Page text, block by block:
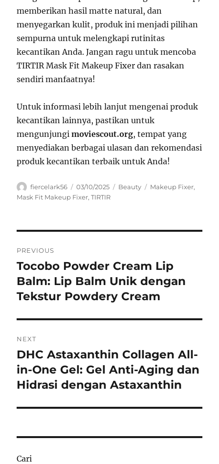
memberikan hasil matte natural, dan
menyegarkan kulit, produk ini menjadi pilihan
sempurna untuk melengkapi rutinitas
kecantikan Anda. Jangan ragu untuk mencoba
TIRTIR Mask Fit Makeup Fixer dan rasakan
sendiri manfaatnya!
Untuk informasi lebih lanjut mengenai produk
kecantikan lainnya, pastikan untuk
mengunjungimoviescout.org, tempat yang
menyediakan berbagai ulasan dan rekomendasi
produk kecantikan terbaik untuk Anda!
Author
fiercelark56
Posted
on
03/10/2025 Categories
Beauty Tags
Makeup Fixer,
Mask Fit Makeup Fixer,TIRTIR
pos
PREVIOUS
Previous
post:
Tocobo Powder Cream Lip
Balm: Lip Balm Unik dengan
Tekstur Powdery Cream
NEXT
Next
post:
DHC Astaxanthin Collagen All-
in-One Gel: Gel Anti-Aging dan
Hidrasi dengan Astaxanthin
Cari